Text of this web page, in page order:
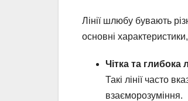
Лінії шлюбу бувають
основні
Чітка та глибока
Такі лінії часто
взаєморозуміння.